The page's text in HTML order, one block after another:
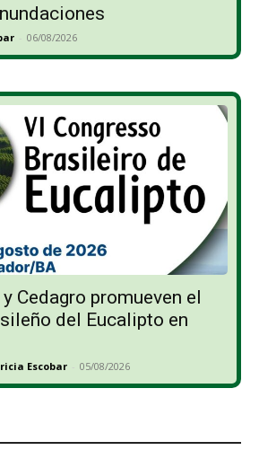
- 06/08/2026
Cedagro promueven el
del Eucalipto en
Escobar - 05/08/2026